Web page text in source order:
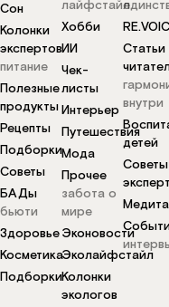
Сон
Колонки
экспертов
питание
Полезные
продукты
Рецепты
Подборки
Советы
БАДы
бьюти
Здоровье
Косметика
Подборки
лайфстайл
Хобби
ИИ
Чек-
листы
Интерьер
Путешествия
Мода
Прочее
забота о
мире
Эконовости
Эколайфстайл
Колонки
экологов
Статьи
внутри
детей
Советы